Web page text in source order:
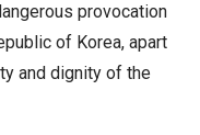
provocation
of Korea, apart
and dignity of the